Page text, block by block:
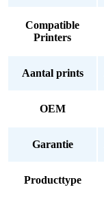
Compatible
Printers
Aantal prints
OEM
Garantie
Producttype